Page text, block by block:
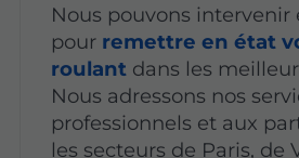
Nous pouvons intervenir
pour remettre en état
roulantdans les
Nous adressons nos
professionnels et aux
les secteurs de Paris, de